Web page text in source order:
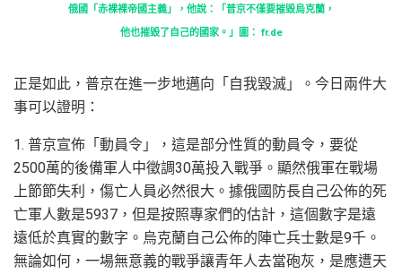
俄國「赤裸裸帝國主義」，他說：「普京不僅要摧毀烏克蘭，
他也摧毀了自己的國家。」圖： fr.de
正是如此，普京在進一步地邁向「自我毀滅」。今日兩件大
事可以證明：
1. 普京宣佈「動員令」，這是部分性質的動員令，要從
2500萬的後備軍人中徵調30萬投入戰爭。顯然俄軍在戰場
上節節失利，傷亡人員必然很大。據俄國防長自己公佈的死
亡軍人數是5937，但是按照專家們的估計，這個數字是遠
遠低於真實的數字。烏克蘭自己公佈的陣亡兵士數是9千。
無論如何，一場無意義的戰爭讓青年人去當砲灰，是應遭天